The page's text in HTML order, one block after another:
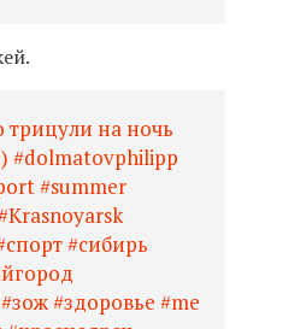
на ночь
#dolmatovphilipp
#summer
#сибирь
#здоровье #me